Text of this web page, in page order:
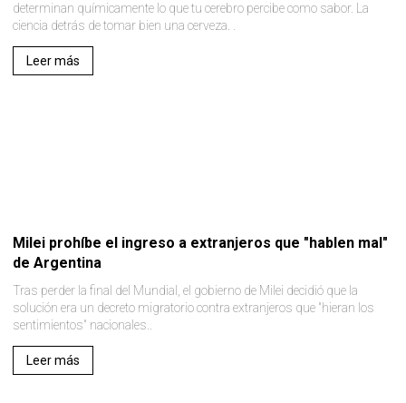
determinan químicamente lo que tu cerebro percibe como sabor. La
ciencia detrás de tomar bien una cerveza. .
Leer más
Milei prohíbe el ingreso a extranjeros que "hablen mal"
de Argentina
Tras perder la final del Mundial, el gobierno de Milei decidió que la
solución era un decreto migratorio contra extranjeros que "hieran los
sentimientos" nacionales..
Leer más